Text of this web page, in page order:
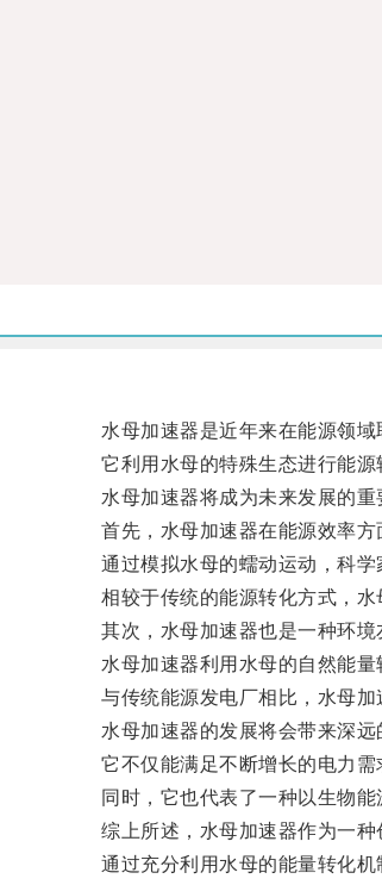
水母加速器是近年来在能源领域
它利用水母的特殊生态进行能源
水母加速器将成为未来发展的重
首先，水母加速器在能源效率方
通过模拟水母的蠕动运动，科学
相较于传统的能源转化方式，水
其次，水母加速器也是一种环境
水母加速器利用水母的自然能量
与传统能源发电厂相比，水母加
水母加速器的发展将会带来深远
它不仅能满足不断增长的电力需
同时，它也代表了一种以生物能
综上所述，水母加速器作为一种
通过充分利用水母的能量转化机